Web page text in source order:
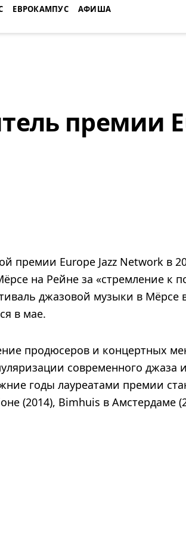
ЕВРОКАМПУС АФИША
премии
премии Europe Jazz Network в
на Рейне за «стремление к
джазовой музыки в Мёрсе
в мае.
продюсеров и концертных
современного джаза и
годы лауреатами премии
(2014), Bimhuis в Амстердаме